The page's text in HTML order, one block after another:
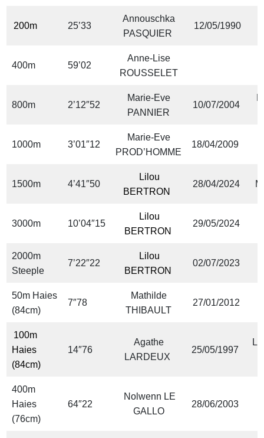
200m 25’33
Annouschka
PASQUIER
12/05/1990
400m 59’02
Anne-Lise
ROUSSELET
800m 2’12″52
Marie-Eve
PANNIER
10/07/2004
1000m 3’01″12
Marie-Eve
PROD’HOMME
18/04/2009
1500m 4’41″50
Lilou
BERTRON
28/04/2024
3000m 10’04″15
Lilou
BERTRON
29/05/2024
2000m
Steeple
7’22″22
Lilou
BERTRON
02/07/2023
50m Haies
(84cm)
7″78
Mathilde
THIBAULT
27/01/2012
100m
Haies
(84cm)
14″76
Agathe
LARDEUX
25/05/1997
400m
Haies
(76cm)
64″22
Nolwenn LE
GALLO
28/06/2003